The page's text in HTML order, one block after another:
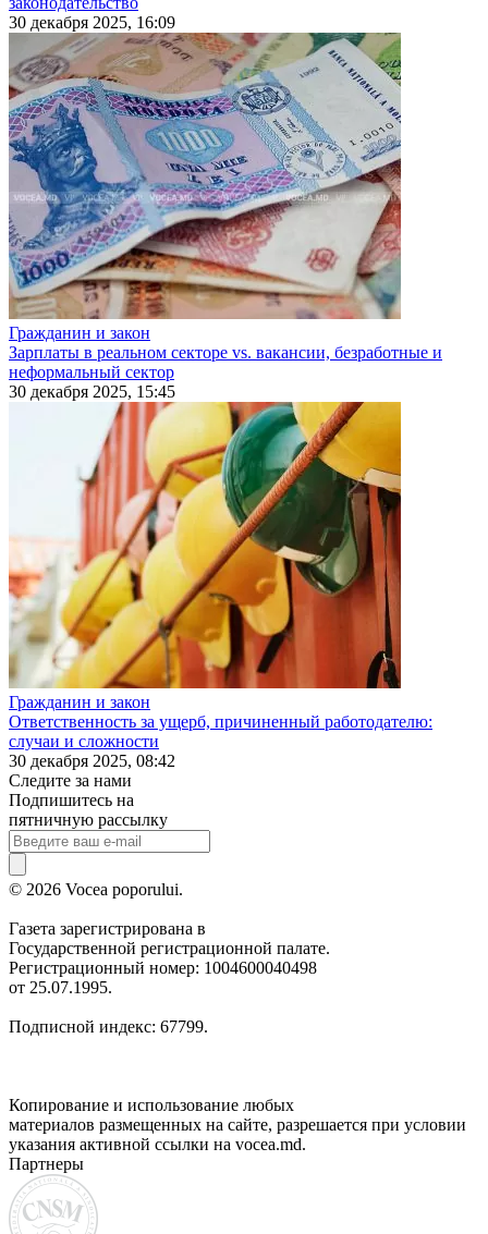
30 декабря 2025, 16:09
Гражданин и закон
Зарплаты в реальном секторе vs. вакансии, безработные и
неформальный сектор
30 декабря 2025, 15:45
Гражданин и закон
Ответственность за ущерб, причиненный работодателю:
случаи и сложности
30 декабря 2025, 08:42
Следите за нами
Подпишитесь на
пятничную рассылку
© 2026 Vocea poporului.
Газета зарегистрирована в
Государственной регистрационной палате.
Регистрационный номер: 1004600040498
от 25.07.1995.
Подписной индекс: 67799.
Копирование и использование любых
материалов размещенных на сайте, разрешается при условии
указания активной ссылки на vocea.md.
Партнеры